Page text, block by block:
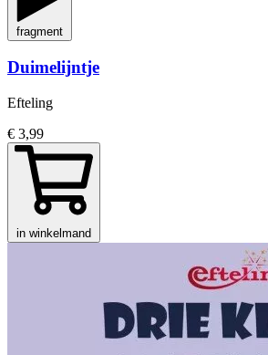
fragment
Duimelijntje
Efteling
€ 3,99
in winkelmand